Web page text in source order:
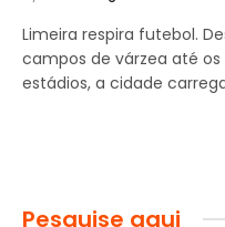
Limeira respira futebol.
campos de várzea até
estádios, a cidade
Pesquise aqui